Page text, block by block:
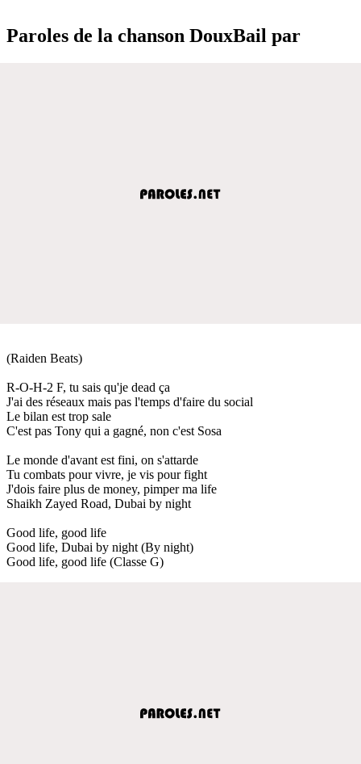
Paroles de la chanson DouxBail par
(Raiden Beats)
R-O-H-2 F, tu sais qu'je dead ça
J'ai des réseaux mais pas l'temps d'faire du social
Le bilan est trop sale
C'est pas Tony qui a gagné, non c'est Sosa
Le monde d'avant est fini, on s'attarde
Tu combats pour vivre, je vis pour fight
J'dois faire plus de money, pimper ma life
Shaikh Zayed Road, Dubai by night
Good life, good life
Good life, Dubai by night (By night)
Good life, good life (Classe G)